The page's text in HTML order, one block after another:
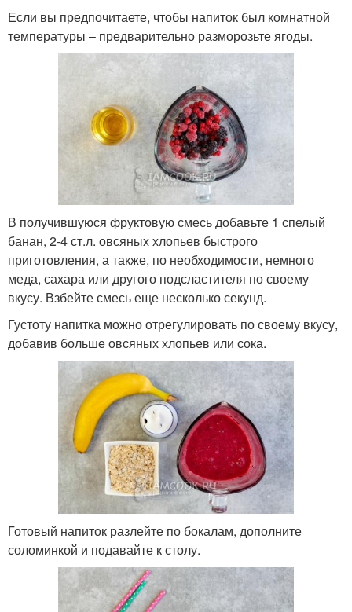
Если вы предпочитаете, чтобы напиток был комнатной
температуры – предварительно разморозьте ягоды.
В получившуюся фруктовую смесь добавьте 1 спелый
банан, 2-4 ст.л. овсяных хлопьев быстрого
приготовления, а также, по необходимости, немного
меда, сахара или другого подсластителя по своему
вкусу. Взбейте смесь еще несколько секунд.
Густоту напитка можно отрегулировать по своему вкусу,
добавив больше овсяных хлопьев или сока.
Готовый напиток разлейте по бокалам, дополните
соломинкой и подавайте к столу.